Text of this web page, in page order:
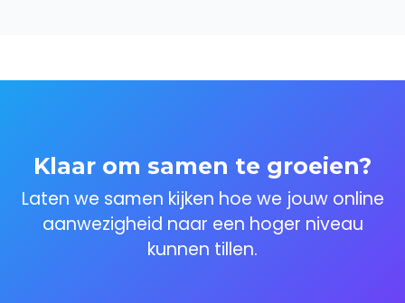
Klaar om samen te groeien?
Laten we samen kijken hoe we jouw online
aanwezigheid naar een hoger niveau
kunnen tillen.